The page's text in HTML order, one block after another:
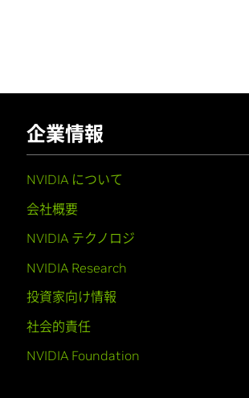
企業情報
NVIDIA について
会社概要
NVIDIA テクノロジ
NVIDIA Research
投資家向け情報
社会的責任
NVIDIA Foundation